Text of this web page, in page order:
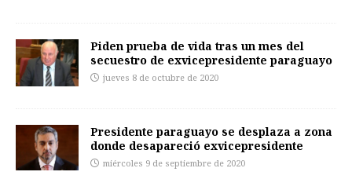
Piden prueba de vida tras un mes del
secuestro de exvicepresidente paraguayo
jueves 8 de octubre de 2020
Presidente paraguayo se desplaza a zona
donde desapareció exvicepresidente
miércoles 9 de septiembre de 2020